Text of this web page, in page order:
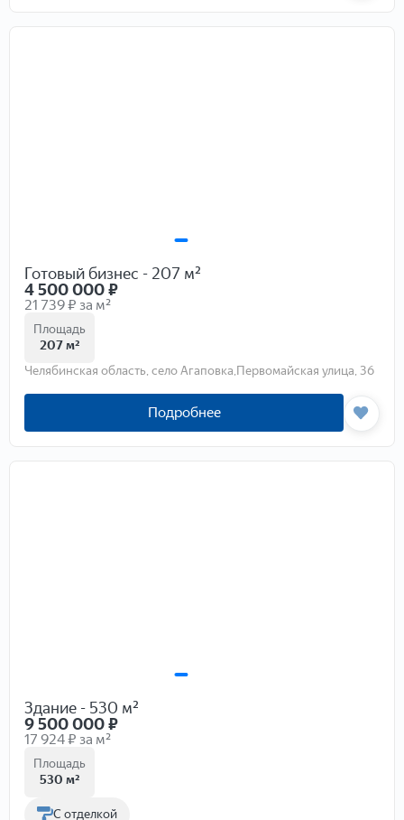
Готовый бизнес - 207 м²
4 500 000₽
21 739 ₽ за м²
Площадь
207 м²
Челябинская область, село Агаповка,Первомайская улица, 36
Подробнее
Здание - 530 м²
9 500 000₽
17 924 ₽ за м²
Площадь
530 м²
С отделкой